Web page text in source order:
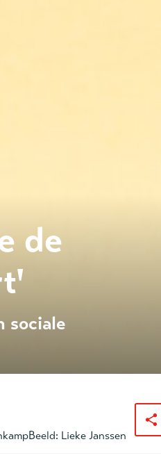
de
sociale
Beeld: Lieke Janssen